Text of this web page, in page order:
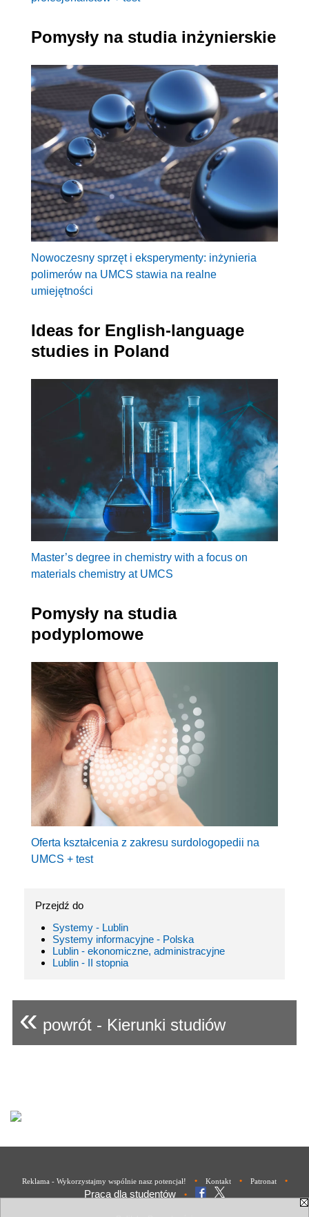
Pomysły na studia inżynierskie
Nowoczesny sprzęt i eksperymenty: inżynieria
polimerów na UMCS stawia na realne
umiejętności
Ideas for English-language
studies in Poland
Master’s degree in chemistry with a focus on
materials chemistry at UMCS
Pomysły na studia
podyplomowe
Oferta kształcenia z zakresu surdologopedii na
UMCS + test
Przejdź do
Systemy - Lublin
Systemy informacyjne - Polska
Lublin - ekonomiczne, administracyjne
Lublin - II stopnia
« powrót - Kierunki studiów
Reklama - Wykorzystajmy wspólnie nasz potencjał! • Kontakt • Patronat •
Praca dla studentów •